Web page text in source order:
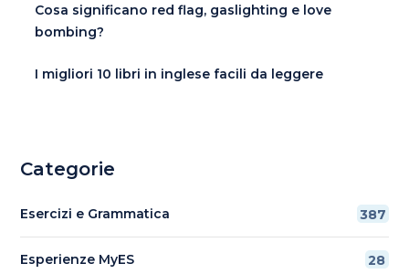
Cosa significano red flag, gaslighting e love
bombing?
I migliori 10 libri in inglese facili da leggere
Categorie
Esercizi e Grammatica 387
Esperienze MyES 28